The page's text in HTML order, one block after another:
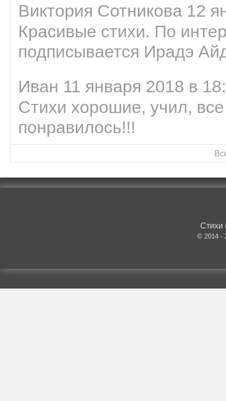
Виктория Сотникова 12
Красивые стихи. По
подписывается Ирадэ
Иван 11 января 2018 в
Стихи хорошие, учил,
понравилось!!!
Стихи
© 2014 -